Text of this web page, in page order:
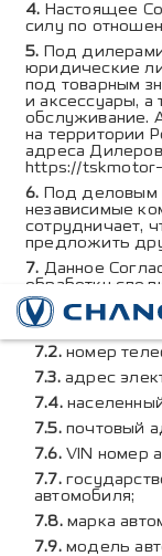
Настоящее
силу по
Под
юридические
под товарным
и аксессуары,
обслуживание.
на территории
адреса Дилеров
https://
Под деловым
независимые
сотрудничает,
предложить
Данное
обработку
специальными
номер
адрес
почтовый
VIN номер
автомобиля;
марка
модель